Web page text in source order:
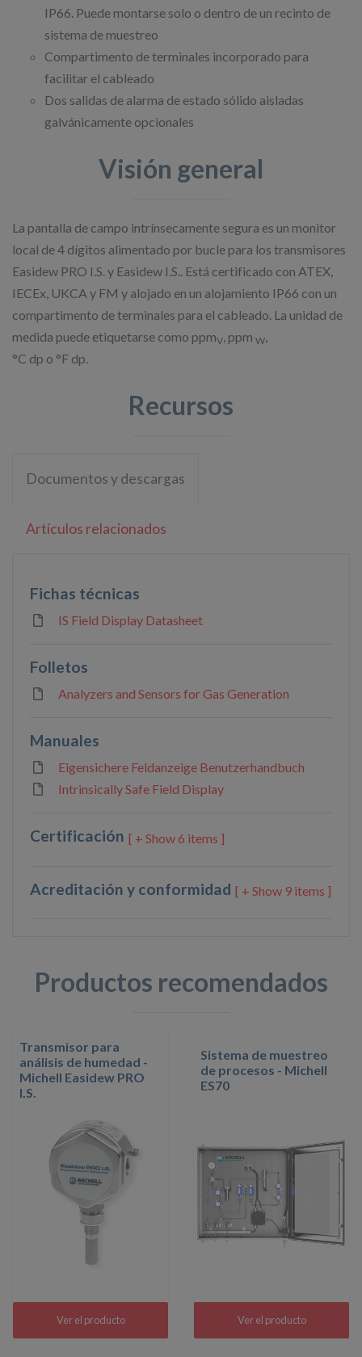
IP66. Puede montarse solo o dentro de un recinto de
sistema de muestreo
Compartimento de terminales incorporado para
facilitar el cableado
Dos salidas de alarma de estado sólido aisladas
galvánicamente opcionales
Visión general
La pantalla de campo intrínsecamente segura es un monitor
local de 4 dígitos alimentado por bucle para los transmisores
Easidew PRO I.S. y Easidew I.S.. Está certificado con ATEX,
IECEx, UKCA y FM y alojado en un alojamiento IP66 con un
compartimento de terminales para el cableado. La unidad de
medida puede etiquetarse como ppmV, ppm W,
°C dp o °F dp.
Recursos
Documentos y descargas
Artículos relacionados
Fichas técnicas
IS Field Display Datasheet
Folletos
Analyzers and Sensors for Gas Generation
Manuales
Eigensichere Feldanzeige Benutzerhandbuch
Intrinsically Safe Field Display
Certificación 6 items ]
Acreditación y conformidad 9 items ]
Productos recomendados
Transmisor para
análisis de humedad -
Michell Easidew PRO
I.S.
Ver el producto
Sistema de muestreo
de procesos - Michell
ES70
Ver el producto